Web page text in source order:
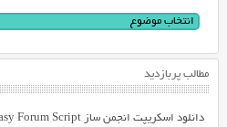
مطالب پربازدید
دانلود اسکریپت انجمن ساز Easy Forum Script